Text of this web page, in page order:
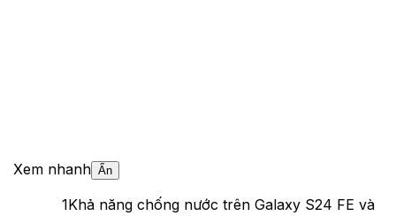
Xem nhanh Ẩn
1Khả năng chống nước trên Galaxy S24 FE và